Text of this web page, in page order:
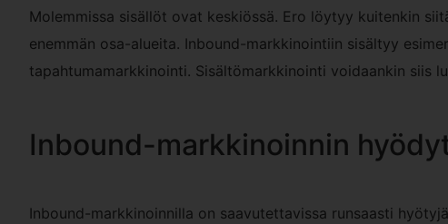
Molemmissa sisällöt ovat keskiössä. Ero löytyy kuitenkin
enemmän osa-alueita. Inbound-markkinointiin sisältyy
tapahtumamarkkinointi. Sisältömarkkinointi voidaankin siis
Inbound-markkinoinnin
Inbound-markkinoinnilla on saavutettavissa runsaasti